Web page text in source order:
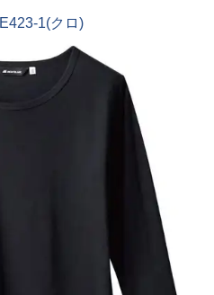
1(クロ)